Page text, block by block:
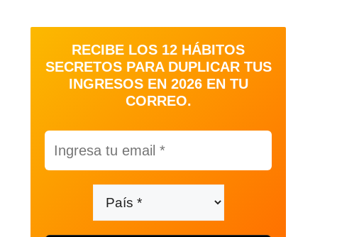
RECIBE LOS 12 HÁBITOS
SECRETOS PARA DUPLICAR TUS
INGRESOS EN 2026 EN TU
CORREO.